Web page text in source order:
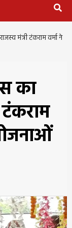
मंत्री टंकराम वर्मा ने
का